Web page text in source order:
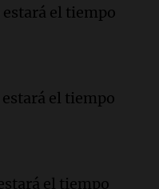
desregulación
de la morosidad
ante la
el tiempo
el tiempo
el tiempo